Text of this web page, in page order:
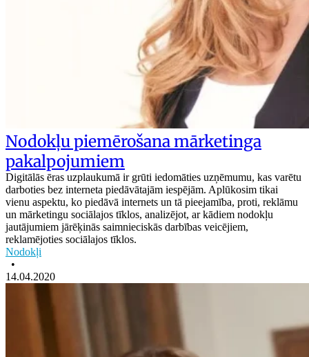
Nodokļu piemērošana mārketinga
pakalpojumiem
Digitālās ēras uzplaukumā ir grūti iedomāties uzņēmumu, kas varētu
darboties bez interneta piedāvātajām iespējām. Aplūkosim tikai
vienu aspektu, ko piedāvā internets un tā pieejamība, proti, reklāmu
un mārketingu sociālajos tīklos, analizējot, ar kādiem nodokļu
jautājumiem jārēķinās saimnieciskās darbības veicējiem,
reklamējoties sociālajos tīklos.
Nodokļi
•
14.04.2020